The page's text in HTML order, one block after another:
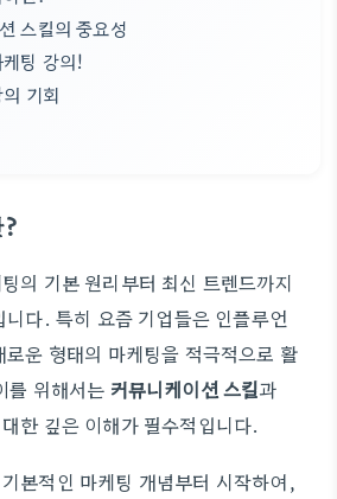
스킬의 중요성
팅 강의!
기회
의 기본 원리부터 최신 트렌드까지
니다. 특히 요즘 기업들은 인플루언
운 형태의 마케팅을 적극적으로 활
를 위해서는 커뮤니케이션 스킬과
한 깊은 이해가 필수적입니다.
본적인 마케팅 개념부터 시작하여,